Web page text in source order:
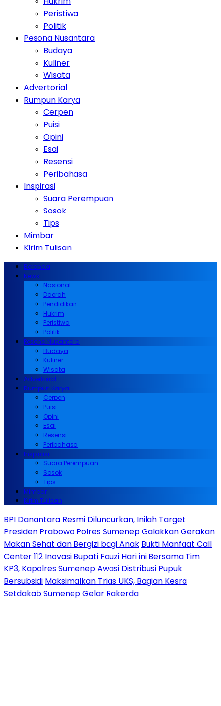
Peristiwa
Politik
Pesona Nusantara
Budaya
Kuliner
Wisata
Advertorial
Rumpun Karya
Cerpen
Puisi
Opini
Esai
Resensi
Peribahasa
Inspirasi
Suara Perempuan
Sosok
Tips
Mimbar
Kirim Tulisan
Beranda
News
Nasional
Daerah
Pendidikan
Hukrim
Peristiwa
Politik
Pesona Nusantara
Budaya
Kuliner
Wisata
Advertorial
Rumpun Karya
Cerpen
Puisi
Opini
Esai
Resensi
Peribahasa
Inspirasi
Suara Perempuan
Sosok
Tips
Mimbar
Kirim Tulisan
BPI Danantara Resmi Diluncurkan, Inilah Target
Presiden Prabowo Polres Sumenep Galakkan Gerakan
Makan Sehat dan Bergizi bagi Anak Bukti Manfaat Call
Center 112 Inovasi Bupati Fauzi Hari ini Bersama Tim
KP3, Kapolres Sumenep Awasi Distribusi Pupuk
Bersubsidi Maksimalkan Trias UKS, Bagian Kesra
Setdakab Sumenep Gelar Rakerda